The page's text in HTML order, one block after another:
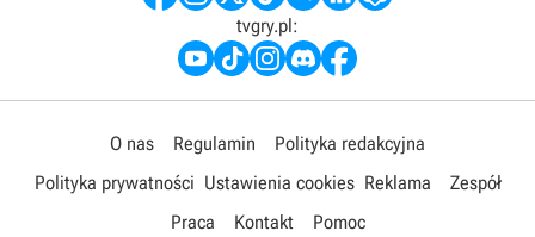
tvgry.pl:
O nas Regulamin
Polityka redakcyjna
Polityka prywatności Ustawienia cookies Reklama
Zespół
Praca
Kontakt Pomoc